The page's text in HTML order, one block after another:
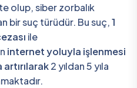
olup, siber zorbalık
bir suç türüdür. Bu suç,1
ile
internet yoluyla işlenmesi
artırılarak2 yıldan 5 yıla